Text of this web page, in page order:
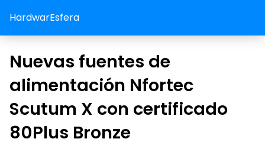
HardwarEsfera
Nuevas fuentes de
alimentación Nfortec
Scutum X con certificado
80Plus Bronze